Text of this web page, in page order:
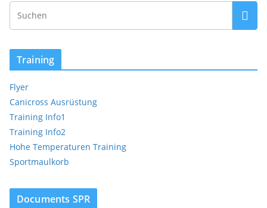
Training
Flyer
Canicross Ausrüstung
Training Info1
Training Info2
Hohe Temperaturen Training
Sportmaulkorb
Documents SPR